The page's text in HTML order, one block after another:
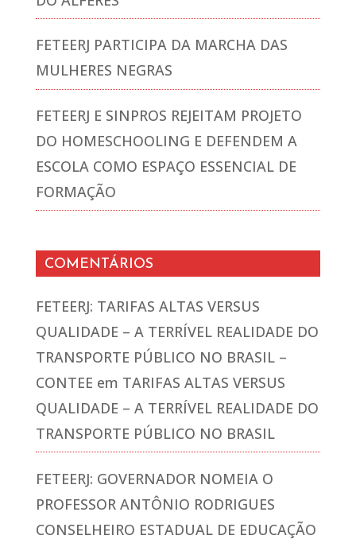
FETEERJ PARTICIPA DA MARCHA DAS
MULHERES NEGRAS
FETEERJ E SINPROS REJEITAM PROJETO
DO HOMESCHOOLING E DEFENDEM A
ESCOLA COMO ESPAÇO ESSENCIAL DE
FORMAÇÃO
COMENTÁRIOS
FETEERJ: TARIFAS ALTAS VERSUS
QUALIDADE – A TERRÍVEL REALIDADE DO
TRANSPORTE PÚBLICO NO BRASIL –
CONTEE em TARIFAS ALTAS VERSUS
QUALIDADE – A TERRÍVEL REALIDADE DO
TRANSPORTE PÚBLICO NO BRASIL
FETEERJ: GOVERNADOR NOMEIA O
PROFESSOR ANTÔNIO RODRIGUES
CONSELHEIRO ESTADUAL DE EDUCAÇÃO